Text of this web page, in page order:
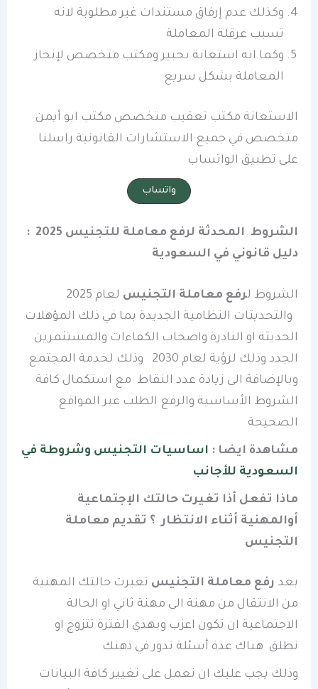
وكذلك عدم إرفاق مستندات غير مطلوبة لانه
تسبب عرقلة المعاملة
وكما انه استعانة بخبير ومكتب متخصص لإنجاز
المعاملة بشكل سريع
الاستعانة مكتب تعقيب متخصص مكتب ابو أيمن
متخصص في جميع الاستشارات القانونية راسلنا
على تطبيق الواتساب
واتساب
الشروط المحدثة لرفع معاملة للتجنيس 2025 :
دليل قانوني في السعودية
الشروط لرفع معاملة التجنيس
لعام 2025
والتحديثات النظامية الجديدة بما في ذلك المؤهلات
الحديثة او النادرة واصحاب الكفاءات والمستثمرين
الجدد وذلك لرؤية لعام 2030 وذلك لخدمة المجتمع
وبالإضافة الى زيادة عدد النقاط مع استكمال كافة
الشروط الأساسية والرفع الطلب عبر المواقع
الصحيحة
مشاهدة ايضا : اساسيات التجنيس وشروطة في
السعودية للأجانب
ماذا تفعل أذا تغيرت حالتك الإجتماعية
أوالمهنية أثناء الانتظار ؟ تقديم معاملة
التجنيس
بعد رفع معاملة التجنيس تغيرت حالتك المهنية
من الانتقال من مهنة الى مهنة ثاني او الحالة
الاجتماعية ان تكون اعزب وبهذي الفترة تتزوج او
تطلق هناك عدة أسئلة تدور في ذهنك
وذلك يجب عليك ان تعمل على تغيير كافة البيانات